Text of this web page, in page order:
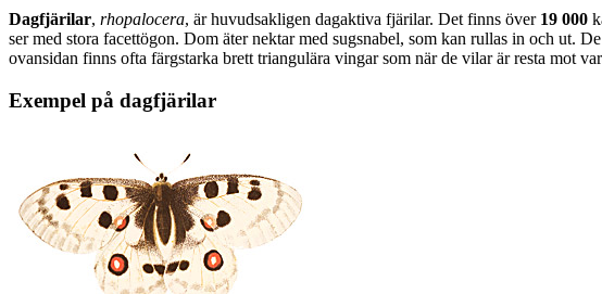
Dagfjärilar, rhopalocera, är huvudsakligen dagaktiva fjärilar. Det finns över 19 000
ser med stora facettögon. Dom äter nektar med sugsnabel, som kan rullas in och ut.
ovansidan finns ofta färgstarka brett triangulära vingar som när de vilar är resta mot
Exempel på dagfjärilar